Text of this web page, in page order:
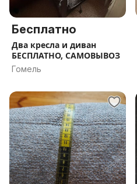
Бесплатно
Два кресла и диван
БЕСПЛАТНО, САМОВЫВОЗ
Гомель